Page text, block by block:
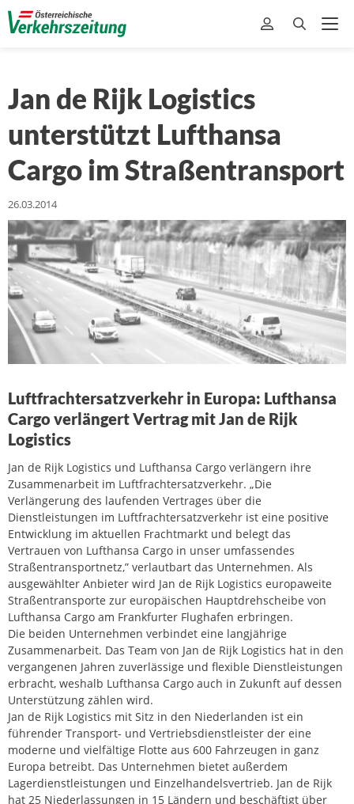
Jan de Rijk Logistics
unterstützt Lufthansa
Cargo im Straßentransport
26.03.2014
Luftfrachtersatzverkehr in Europa: Lufthansa
Cargo verlängert Vertrag mit Jan de Rijk
Logistics
Jan de Rijk Logistics und Lufthansa Cargo verlängern ihre
Zusammenarbeit im Luftfrachtersatzverkehr. „Die
Verlängerung des laufenden Vertrages über die
Dienstleistungen im Luftfrachtersatzverkehr ist eine positive
Entwicklung im aktuellen Frachtmarkt und belegt das
Vertrauen von Lufthansa Cargo in unser umfassendes
Straßentransportnetz,” verlautbart das Unternehmen. Als
ausgewählter Anbieter wird Jan de Rijk Logistics europaweite
Straßentransporte zur europäischen Hauptdrehscheibe von
Lufthansa Cargo am Frankfurter Flughafen erbringen.
Die beiden Unternehmen verbindet eine langjährige
Zusammenarbeit. Das Team von Jan de Rijk Logistics hat in den
vergangenen Jahren zuverlässige und flexible Dienstleistungen
erbracht, weshalb Lufthansa Cargo auch in Zukunft auf dessen
Unterstützung zählen wird.
Jan de Rijk Logistics mit Sitz in den Niederlanden ist ein
führender Transport- und Vertriebsdienstleister der eine
moderne und vielfältige Flotte aus 600 Fahrzeugen in ganz
Europa betreibt. Das Unternehmen bietet außerdem
Lagerdienstleistungen und Einzelhandelsvertrieb. Jan de Rijk
hat 25 Niederlassungen in 15 Ländern und beschäftigt über